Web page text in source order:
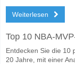
Weiterlesen
Top 10 NBA-
Entdecken Sie die 10
20 Jahre, mit einer